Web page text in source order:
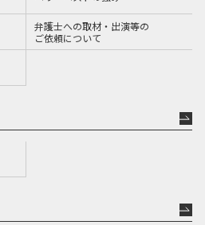
弁護士への取材・出演等の
ご依頼について